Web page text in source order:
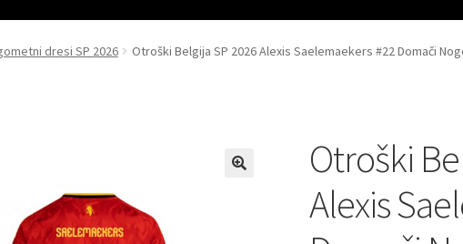
Trgovina Zaključek nakupa
dresi SP 2026 Otroški Belgija SP 2026 Alexis Saelemaekers #22 Domači
Otroški
Alexis